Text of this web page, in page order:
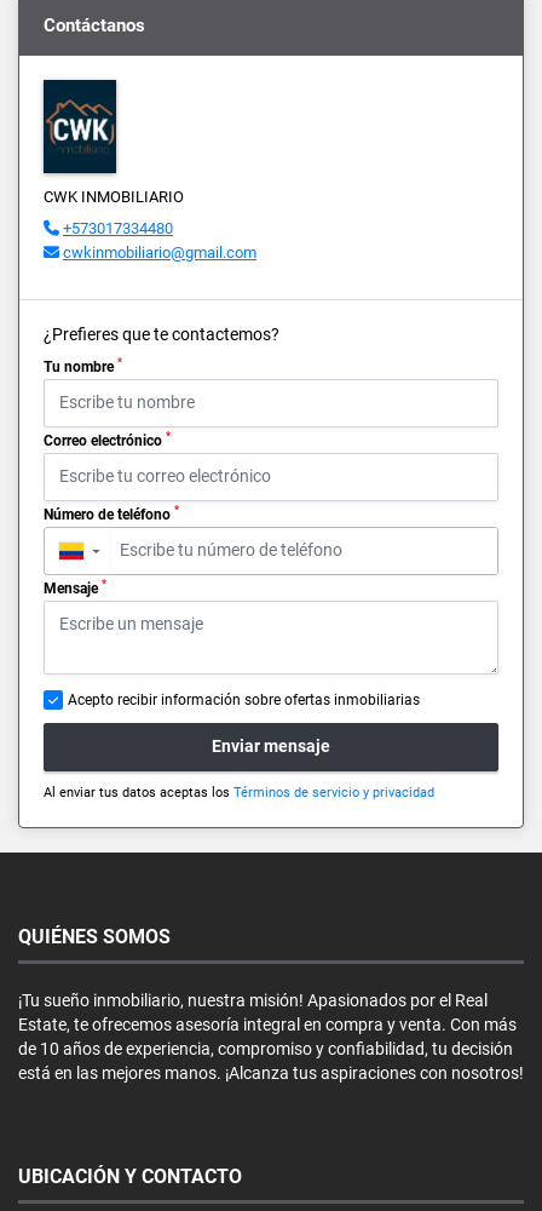
Contáctanos
CWK INMOBILIARIO
+573017334480
cwkinmobiliario@gmail.com
¿Prefieres que te contactemos?
Tu nombre *
Correo electrónico *
Número de teléfono *
▼
Mensaje *
Acepto recibir información sobre ofertas inmobiliarias
Enviar mensaje
Al enviar tus datos aceptas los Términos de servicio y privacidad
QUIÉNES SOMOS
¡Tu sueño inmobiliario, nuestra misión! Apasionados por el Real
Estate, te ofrecemos asesoría integral en compra y venta. Con más
de 10 años de experiencia, compromiso y confiabilidad, tu decisión
está en las mejores manos. ¡Alcanza tus aspiraciones con nosotros!
UBICACIÓN Y CONTACTO